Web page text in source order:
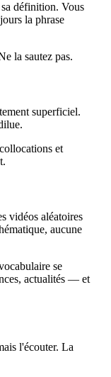
définition. Vous
la phrase
la sautez pas.
superficiel.
et
vidéos aléatoires
aucune
se
actualités — et
l'écouter. La